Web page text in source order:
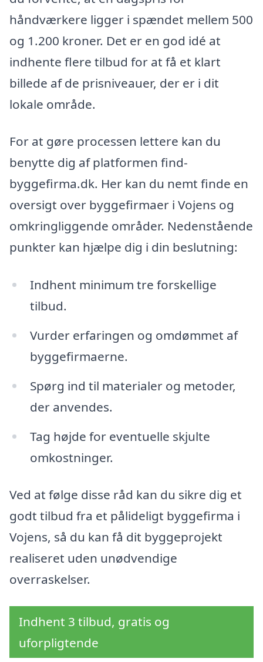
håndværkere ligger i spændet mellem 500
og 1.200 kroner. Det er en god idé at
indhente flere tilbud for at få et klart
billede af de prisniveauer, der er i dit
lokale område.
For at gøre processen lettere kan du
benytte dig af platformen find-
byggefirma.dk. Her kan du nemt finde en
oversigt over byggefirmaer i Vojens og
omkringliggende områder. Nedenstående
punkter kan hjælpe dig i din beslutning:
Indhent minimum tre forskellige
tilbud.
Vurder erfaringen og omdømmet af
byggefirmaerne.
Spørg ind til materialer og metoder,
der anvendes.
Tag højde for eventuelle skjulte
omkostninger.
Ved at følge disse råd kan du sikre dig et
godt tilbud fra et pålideligt byggefirma i
Vojens, så du kan få dit byggeprojekt
realiseret uden unødvendige
overraskelser.
Indhent 3 tilbud, gratis og
uforpligtende